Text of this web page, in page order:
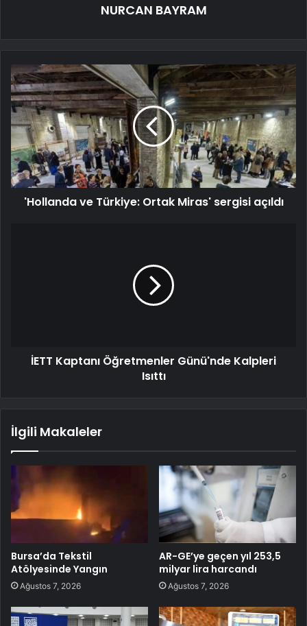
NURCAN BAYRAM
'Hollanda ve Türkiye: Ortak Miras' sergisi açıldı
İETT Kaptanı Öğretmenler Günü'nde Kalpleri
Isıttı
İlgili Makaleler
Bursa’da Tekstil
Atölyesinde Yangın
Ağustos 7, 2026
AR-GE’ye geçen yıl 253,5
milyar lira harcandı
Ağustos 7, 2026